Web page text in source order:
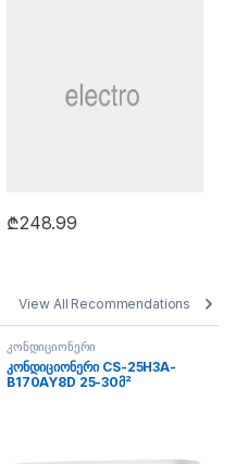
₾248.99
View All Recommendations
კონდიციონერი
კონდიციონერი CS-25H3A-
B170AY8D 25-30მ²